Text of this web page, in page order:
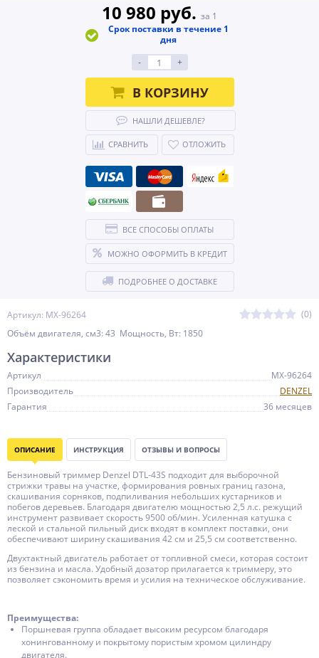
Артикул: MX-96264
(0)
Объём двигателя, см3: 43 Мощность, Вт: 1850
10 980 руб. за 1
Срок поставки в течение 1
дня
-
+
В КОРЗИНУ
НАШЛИ ДЕШЕВЛЕ?
СРАВНИТЬ ОТЛОЖИТЬ
ВСЕ СПОСОБЫ ОПЛАТЫ
МОЖНО ОФОРМИТЬ В КРЕДИТ
ПОДРОБНЕЕ О ДОСТАВКЕ
Характеристики
Артикул
MX-96264
Производитель
DENZEL
Гарантия
36 месяцев
ОПИСАНИЕ ИНСТРУКЦИЯ ОТЗЫВЫ И ВОПРОСЫ
Бензиновый триммер Denzel DTL-43S подходит для выборочной
стрижки травы на участке, формирования ровных границ газона,
скашивания сорняков, подпиливания небольших кустарников и
побегов деревьев. Благодаря двигателю мощностью 2,5 л.с. режущий
инструмент развивает скорость 9500 об/мин. Усиленная катушка с
леской и стальной пильный диск входят в комплект поставки, они
обеспечивают ширину скашивания 42 см и 25,5 см соответственно.
Двухтактный двигатель работает от топливной смеси, которая состоит
из бензина и масла. Удобный дозатор прилагается к триммеру, это
позволяет сэкономить время и усилия на техническое обслуживание.
Преимущества:
Поршневая группа обладает высоким ресурсом благодаря
хонингованному и покрытому пористым хромом цилиндру
двигателя.